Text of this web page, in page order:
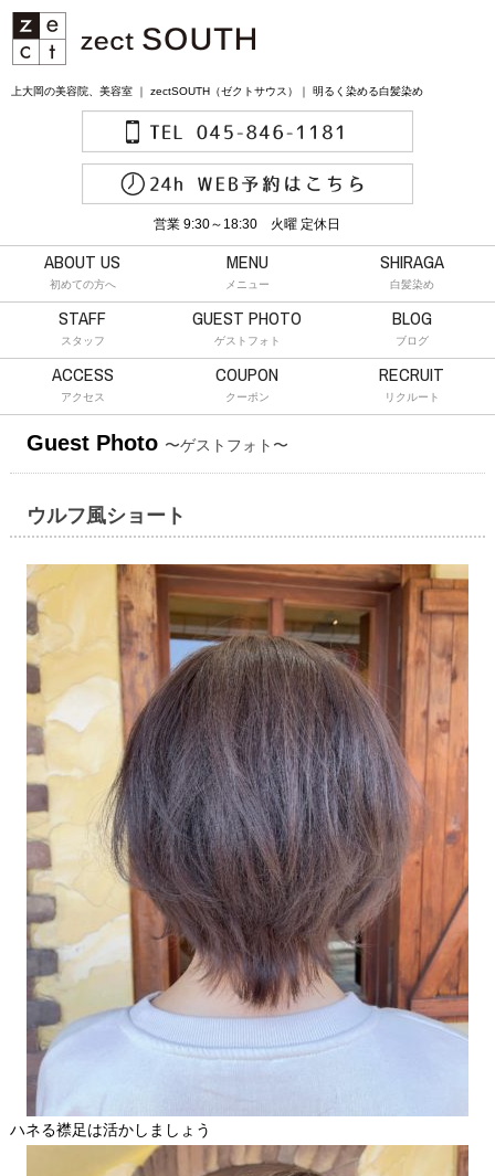
上大岡の美容院、美容室 ｜ zectSOUTH（ゼクトサウス）｜ 明るく染める白髪染め
営業 9:30～18:30 火曜 定休日
ABOUT US
初めての方へ
MENU
メニュー
SHIRAGA
白髪染め
STAFF
スタッフ
GUEST PHOTO
ゲストフォト
BLOG
ブログ
ACCESS
アクセス
COUPON
クーポン
RECRUIT
リクルート
Guest Photo 〜ゲストフォト〜
ウルフ風ショート
ハネる襟足は活かしましょう